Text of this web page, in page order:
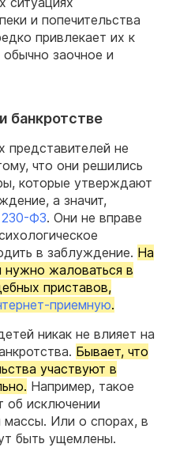
и попечительства
привлекает их к
заочное и
банкротстве
представителей не
что они решились
которые утверждают
а значит,
ФЗ. Они не вправе
в заблуждение. На
жаловаться в
приставов,
приемную.
никак не влияет на
Бывает, что
участвуют в
Например, такое
об исключении
массы. Или о спорах, в
быть ущемлены.